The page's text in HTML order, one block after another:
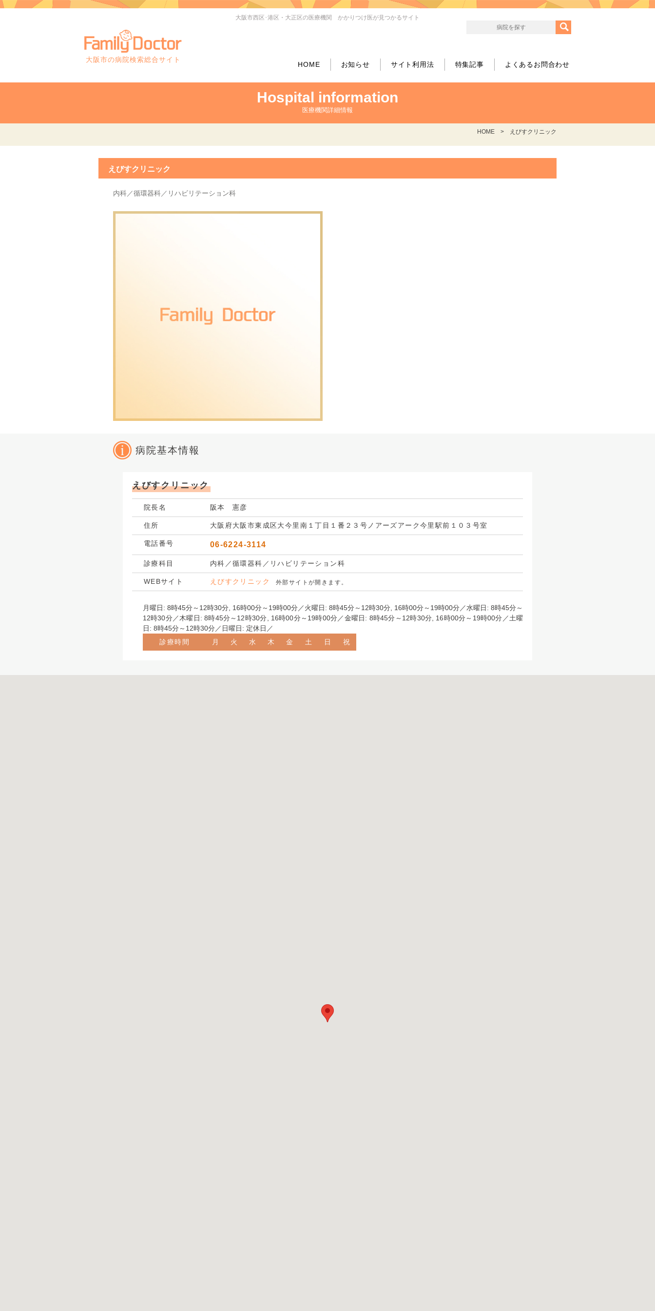
大阪市西区･港区・大正区の医療機関 かかりつけ医が見つかるサイト
大阪市の病院検索総合サイト
HOME お知らせ サイト利用法 特集記事 よくあるお問合わせ
Hospital information
医療機関詳細情報
HOME えびすクリニック
えびすクリニック
内科／循環器科／リハビリテーション科
病院基本情報
えびすクリニック
院長名 阪本 憲彦
住所 大阪府大阪市東成区大今里南１丁目１番２３号ノアーズアーク今里駅前１０３号室
電話番号 06-6224-3114
診療科目 内科／循環器科／リハビリテーション科
WEBサイト えびすクリニック 外部サイトが開きます。
月曜日: 8時45分～12時30分, 16時00分～19時00分／火曜日: 8時45分～12時30分, 16時00分～19時00分／水曜日: 8時45分～
12時30分／木曜日: 8時45分～12時30分, 16時00分～19時00分／金曜日: 8時45分～12時30分, 16時00分～19時00分／土曜
日: 8時45分～12時30分／日曜日: 定休日／
診療時間
月 火 水 木 金 土 日 祝